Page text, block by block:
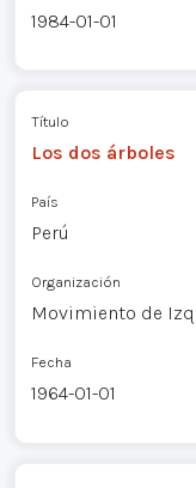
1984-01-01
Título
Los dos árboles
País
Perú
Organización
Movimiento de
Fecha
1964-01-01